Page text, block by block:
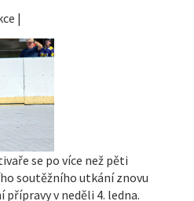
|
se po více než pěti
soutěžního utkání znovu
v neděli 4. ledna.